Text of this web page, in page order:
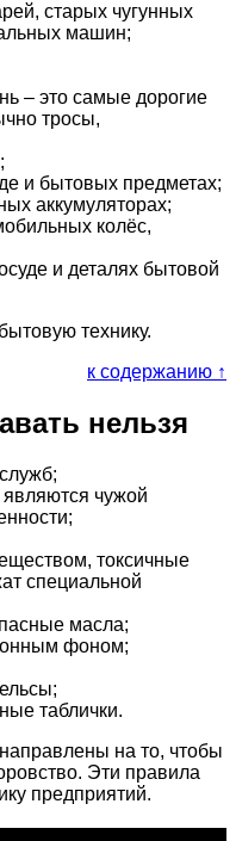
старых чугунных
машин;
– это самые дорогие
тросы,
и бытовых предметах;
аккумуляторах;
колёс,
и деталях бытовой
технику.
к содержанию ↑
нельзя
чужой
токсичные
специальной
масла;
фоном;
таблички.
на то, чтобы
Эти правила
предприятий.